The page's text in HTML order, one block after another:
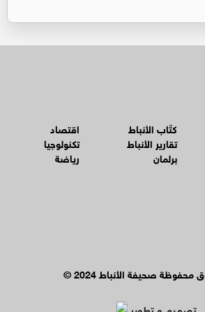
كتّاب الأنباط
تقارير الأنباط
برلمان
اقتصاد
تكنولوجيا
رياضة
محفوظة صحيفة الأنباط 2024